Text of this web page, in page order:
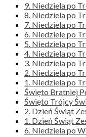
9. Niedziela po
8. Niedziela po
7. Niedziela po
6. Niedziele po
5. Niedziela po
4. Niedziela po
3. Niedziela po
2. Niedziela po
1. Niedziela po
Święto Bratniej
Święto Trójcy
2. Dzień Świąt
1. Dzień Świąt
6. Niedziela po